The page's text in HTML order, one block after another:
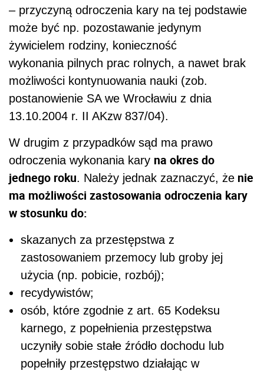
– przyczyną odroczenia kary na tej podstawie
może być np. pozostawanie jedynym
żywicielem rodziny, konieczność
wykonania pilnych prac rolnych, a nawet brak
możliwości kontynuowania nauki (zob.
postanowienie SA we Wrocławiu z dnia
13.10.2004 r. II AKzw 837/04).
W drugim z przypadków sąd ma prawo
odroczenia wykonania kary na okres do
jednego roku. Należy jednak zaznaczyć, że nie
ma możliwości zastosowania odroczenia kary
w stosunku do:
skazanych za przestępstwa z
zastosowaniem przemocy lub groby jej
użycia (np. pobicie, rozbój);
recydywistów;
osób, które zgodnie z art. 65 Kodeksu
karnego, z popełnienia przestępstwa
uczyniły sobie stałe źródło dochodu lub
popełniły przestępstwo działając w